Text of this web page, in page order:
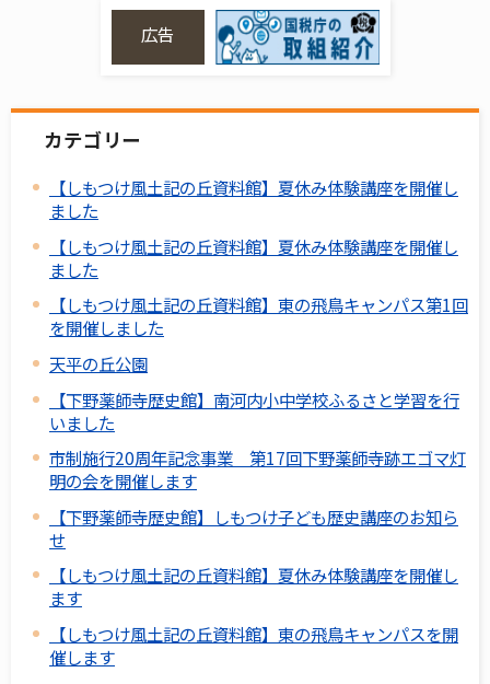
広告
カテゴリー
【しもつけ風土記の丘資料館】夏休み体験講座を開催し
ました
【しもつけ風土記の丘資料館】夏休み体験講座を開催し
ました
【しもつけ風土記の丘資料館】東の飛鳥キャンパス第1回
を開催しました
天平の丘公園
【下野薬師寺歴史館】南河内小中学校ふるさと学習を行
いました
市制施行20周年記念事業 第17回下野薬師寺跡エゴマ灯
明の会を開催します
【下野薬師寺歴史館】しもつけ子ども歴史講座のお知ら
せ
【しもつけ風土記の丘資料館】夏休み体験講座を開催し
ます
【しもつけ風土記の丘資料館】東の飛鳥キャンパスを開
催します